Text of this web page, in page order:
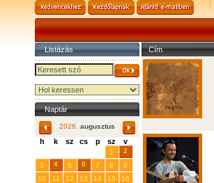
Listázás
Naptár
2026. augusztus
h k sz cs p sz v
1
2
3
4 5 6 7 8
9
10
11 12 13 14 15
16
Cím